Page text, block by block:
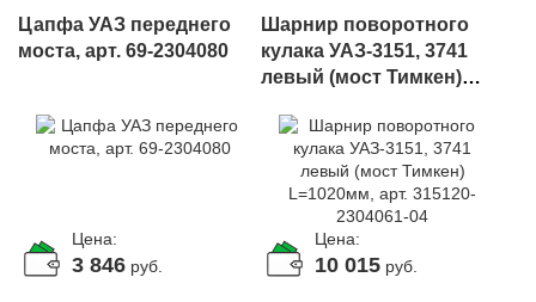
Цапфа УАЗ переднего
моста, арт. 69-2304080
Цена:
3 846 руб.
Шарнир поворотного
кулака УАЗ-3151, 3741
левый (мост Тимкен)
2304061-04
Цена:
10 015 руб.